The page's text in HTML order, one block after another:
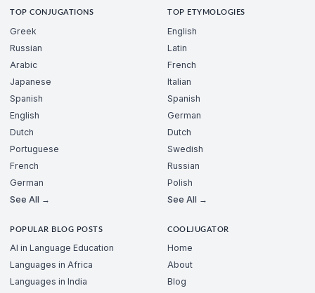
TOP CONJUGATIONS
Greek
Russian
Arabic
Japanese
Spanish
English
Dutch
Portuguese
French
German
See All →
TOP ETYMOLOGIES
English
Latin
French
Italian
Spanish
German
Dutch
Swedish
Russian
Polish
See All →
POPULAR BLOG POSTS
AI in Language Education
Languages in Africa
Languages in India
COOLJUGATOR
Home
About
Blog